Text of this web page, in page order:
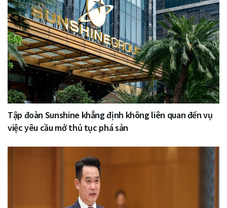
Tập đoàn Sunshine khẳng định không liên quan đến vụ
việc yêu cầu mở thủ tục phá sản